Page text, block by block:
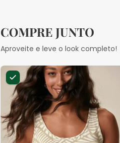
COMPRE JUNTO
Aproveite e leve o look completo!